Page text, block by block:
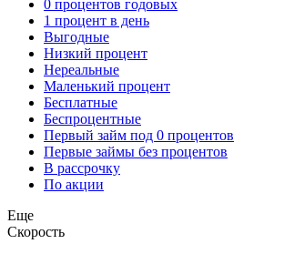
0 процентов годовых
1 процент в день
Выгодные
Низкий процент
Нереальные
Маленький процент
Бесплатные
Беспроцентные
Первый займ под 0 процентов
Первые займы без процентов
В рассрочку
По акции
Еще
Скорость